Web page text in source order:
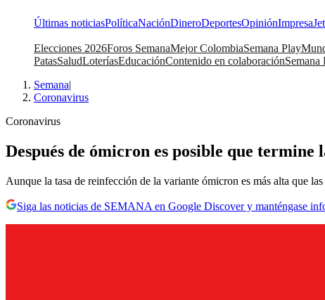
Últimas noticiasPolíticaNaciónDineroDeportesOpiniónImpresa
Elecciones 2026Foros SemanaMejor ColombiaSemana Play
PatasSaludLoteríasEducaciónContenido en colaboraciónSemana
Semana|
Coronavirus
Coronavirus
Después de ómicron es posible que
Aunque la tasa de reinfección de la variante ómicron es más alta que
Siga las noticias de SEMANA en Google Discover y manténgase